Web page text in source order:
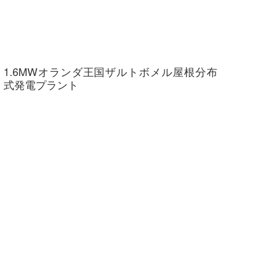
1.6MWオランダ王国ザルトボメル屋根分布
式発電プラント